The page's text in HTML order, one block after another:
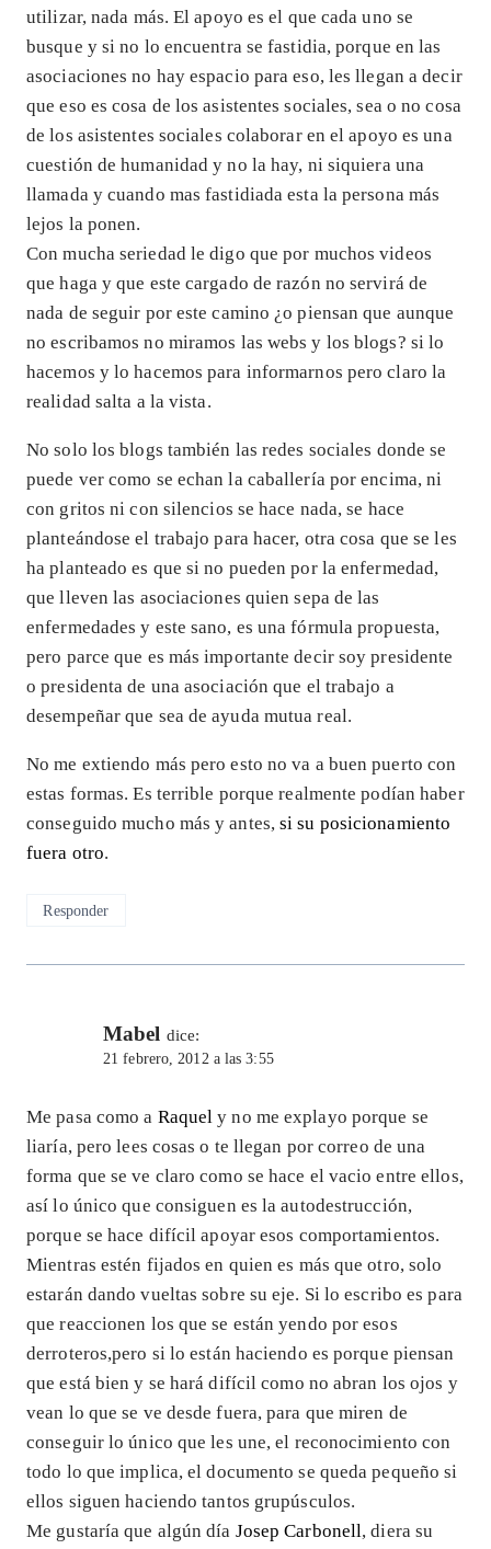
utilizar, nada más. El apoyo es el que cada uno se
busque y si no lo encuentra se fastidia, porque en las
asociaciones no hay espacio para eso, les llegan a decir
que eso es cosa de los asistentes sociales, sea o no cosa
de los asistentes sociales colaborar en el apoyo es una
cuestión de humanidad y no la hay, ni siquiera una
llamada y cuando mas fastidiada esta la persona más
lejos la ponen.
Con mucha seriedad le digo que por muchos videos
que haga y que este cargado de razón no servirá de
nada de seguir por este camino ¿o piensan que aunque
no escribamos no miramos las webs y los blogs? si lo
hacemos y lo hacemos para informarnos pero claro la
realidad salta a la vista.
No solo los blogs también las redes sociales donde se
puede ver como se echan la caballería por encima, ni
con gritos ni con silencios se hace nada, se hace
planteándose el trabajo para hacer, otra cosa que se les
ha planteado es que si no pueden por la enfermedad,
que lleven las asociaciones quien sepa de las
enfermedades y este sano, es una fórmula propuesta,
pero parce que es más importante decir soy presidente
o presidenta de una asociación que el trabajo a
desempeñar que sea de ayuda mutua real.
No me extiendo más pero esto no va a buen puerto con
estas formas. Es terrible porque realmente podían haber
conseguido mucho más y antes,si su posicionamiento
fuera otro.
Responder
Mabel dice:
21 febrero, 2012 a las 3:55
Me pasa como a Raquely no me explayo porque se
liaría, pero lees cosas o te llegan por correo de una
forma que se ve claro como se hace el vacio entre ellos,
así lo único que consiguen es la autodestrucción,
porque se hace difícil apoyar esos comportamientos.
Mientras estén fijados en quien es más que otro, solo
estarán dando vueltas sobre su eje. Si lo escribo es para
que reaccionen los que se están yendo por esos
derroteros,pero si lo están haciendo es porque piensan
que está bien y se hará difícil como no abran los ojos y
vean lo que se ve desde fuera, para que miren de
conseguir lo único que les une, el reconocimiento con
todo lo que implica, el documento se queda pequeño si
ellos siguen haciendo tantos grupúsculos.
Me gustaría que algún día Josep Carbonell, diera su